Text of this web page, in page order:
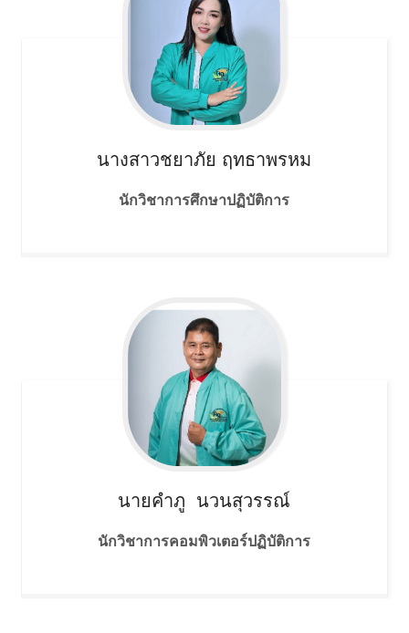
นางสาวชยาภัย ฤทธาพรหม
นักวิชาการศึกษาปฏิบัติการ
นายคำภู นวนสุวรรณ์
นักวิชาการคอมพิวเตอร์ปฏิบัติการ